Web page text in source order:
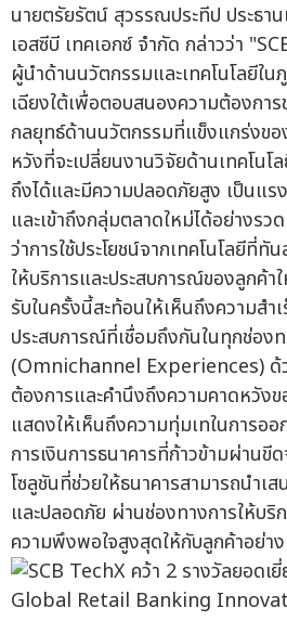
นายตรัยรัตน์ สุวรรณประทีป ประธา
เอสซีบี เทคเอกซ์ จำกัด กล่าวว่า
ผู้นำด้านนวัตกรรมและเทคโนโลยีใน
เฉียงใต้เพื่อตอบสนองความต้องกา
กลยุทธ์ด้านนวัตกรรมที่แข็งแกร่งขอ
หวังที่จะเปลี่ยนงานวิจัยด้านเทคโนโ
ถึงได้และมีความปลอดภัยสูง เป็นแร
และเข้าถึงกลุ่มตลาดใหม่ได้อย่างรว
ว่าการใช้ประโยชน์จากเทคโนโลยีที่
ให้บริการและประสบการณ์ของลูกค้า
รับในครั้งนี้สะท้อนให้เห็นถึงความสำ
ประสบการณ์ที่เชื่อมถึงกันในทุกช่อง
(Omnichannel Experiences) ด้ว
ต้องการและคำนึงถึงความคาดหวัง
แสดงให้เห็นถึงความทุ่มเทในการอ
การเงินการธนาคารที่ก้าวข้ามผ่าน
โซลูชันที่ช่วยให้ธนาคารสามารถนำเ
และปลอดภัย ผ่านช่องทางการให้บริ
ความพึงพอใจสูงสุดให้กับลูกค้าอย่า